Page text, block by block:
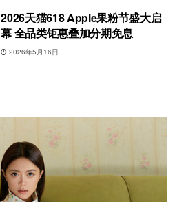
2026天猫618 Apple果粉节盛大启
幕 全品类钜惠叠加分期免息
2026年5月16日